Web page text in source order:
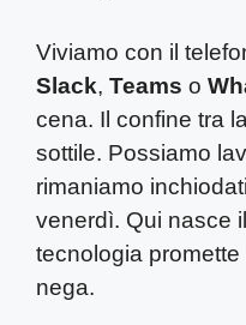
Viviamo con il
Slack, Teams o
cena. Il confine tra
sottile. Possiamo
rimaniamo
venerdì. Qui nasce
tecnologia promette
nega.